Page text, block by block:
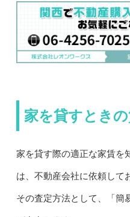
家を貸すとき
家を貸す際の適正な家賃を
は、不動産会社に依頼して
その査定方法として、「簡